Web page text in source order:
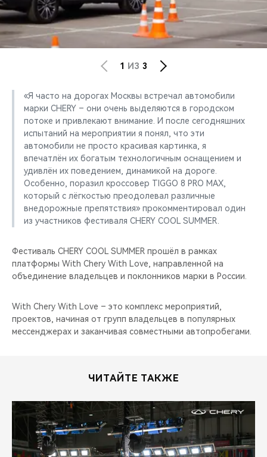
1 ИЗ 3
«Я часто на дорогах Москвы встречал автомобили
марки CHERY – они очень выделяются в городском
потоке и привлекают внимание. И после сегодняшних
испытаний на мероприятии я понял, что эти
автомобили не просто красивая картинка, я
впечатлён их богатым технологичным оснащением и
удивлён их поведением, динамикой на дороге.
Особенно, поразил кроссовер TIGGO 8 PRO MAX,
который с лёгкостью преодолевал различные
внедорожные препятствия» прокомментировал один
из участников фестиваля СHERY COOL SUMMER.
Фестиваль СHERY COOL SUMMER прошёл в рамках
платформы With Chery With Love, направленной на
объединение владельцев и поклонников марки в России.
With Chery With Love – это комплекс мероприятий,
проектов, начиная от групп владельцев в популярных
мессенджерах и заканчивая совместными автопробегами.
ЧИТАЙТЕ ТАКЖЕ